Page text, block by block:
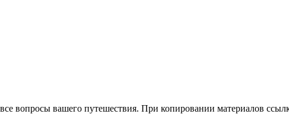
вопросы вашего путешествия. При копировании материалов